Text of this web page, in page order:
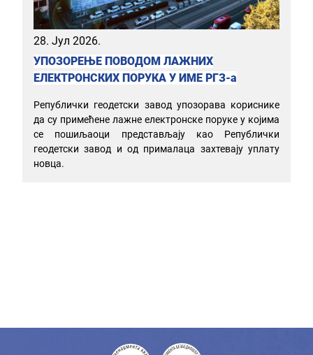
28. Јул 2026.
УПОЗОРЕЊЕ ПОВОДОМ ЛАЖНИХ
ЕЛЕКТРОНСКИХ ПОРУКА У ИМЕ РГЗ-а
Републички геодетски завод упозорава кориснике
да су примећене лажне електронске поруке у којима
се пошиљаоци представљају као Републички
геодетски завод и од прималаца захтевају уплату
новца.